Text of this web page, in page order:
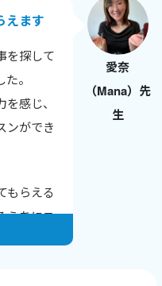
さん本人が気づいていな
イントを積極的に伝えて
英会話を教えることが楽
く感想も励みになって
っていることがわかる
に繋がります。
愛奈
（Mana）先
生
えます
を探して
。
感じ、
ンができ
もらえる
うちにニ
徒さん